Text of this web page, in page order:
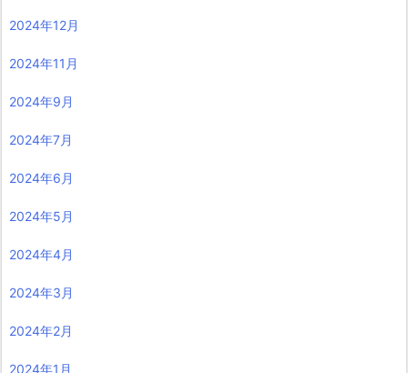
2024年12月
2024年11月
2024年9月
2024年7月
2024年6月
2024年5月
2024年4月
2024年3月
2024年2月
2024年1月